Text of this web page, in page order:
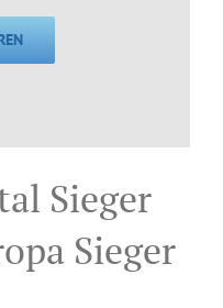
Sieger
Sieger